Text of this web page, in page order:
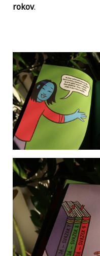
rokov.